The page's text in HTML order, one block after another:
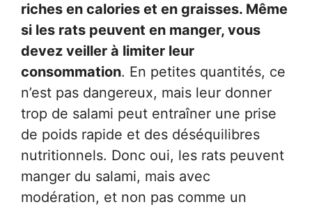
riches en calories et en graisses. Même
si les rats peuvent en manger, vous
devez veiller à limiter leur
consommation. En petites quantités, ce
n’est pas dangereux, mais leur donner
trop de salami peut entraîner une prise
de poids rapide et des déséquilibres
nutritionnels. Donc oui, les rats peuvent
manger du salami, mais avec
modération, et non pas comme un